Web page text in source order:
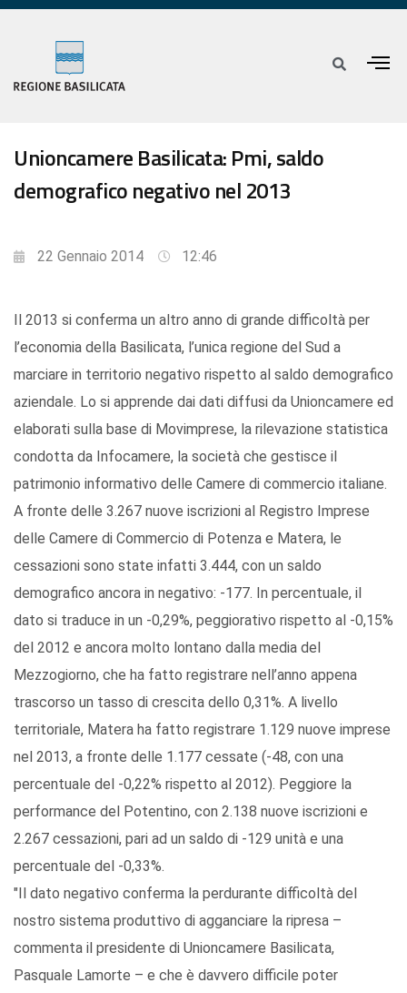
Unioncamere Basilicata: Pmi, saldo
demografico negativo nel 2013
22 Gennaio 2014 12:46
Il 2013 si conferma un altro anno di grande difficoltà per
l’economia della Basilicata, l’unica regione del Sud a
marciare in territorio negativo rispetto al saldo demografico
aziendale. Lo si apprende dai dati diffusi da Unioncamere ed
elaborati sulla base di Movimprese, la rilevazione statistica
condotta da Infocamere, la società che gestisce il
patrimonio informativo delle Camere di commercio italiane.
A fronte delle 3.267 nuove iscrizioni al Registro Imprese
delle Camere di Commercio di Potenza e Matera, le
cessazioni sono state infatti 3.444, con un saldo
demografico ancora in negativo: -177. In percentuale, il
dato si traduce in un -0,29%, peggiorativo rispetto al -0,15%
del 2012 e ancora molto lontano dalla media del
Mezzogiorno, che ha fatto registrare nell’anno appena
trascorso un tasso di crescita dello 0,31%. A livello
territoriale, Matera ha fatto registrare 1.129 nuove imprese
nel 2013, a fronte delle 1.177 cessate (-48, con una
percentuale del -0,22% rispetto al 2012). Peggiore la
performance del Potentino, con 2.138 nuove iscrizioni e
2.267 cessazioni, pari ad un saldo di -129 unità e una
percentuale del -0,33%.
"Il dato negativo conferma la perdurante difficoltà del
nostro sistema produttivo di agganciare la ripresa –
commenta il presidente di Unioncamere Basilicata,
Pasquale Lamorte – e che è davvero difficile poter